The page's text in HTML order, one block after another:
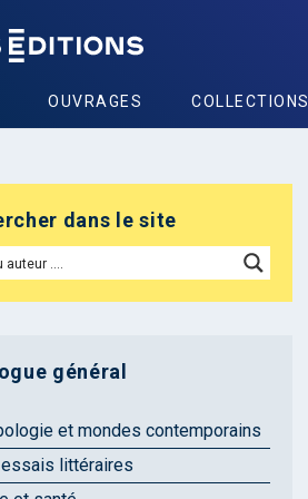
OUVRAGES COLLECTIONS
dans le site
général
et mondes contemporains
littéraires